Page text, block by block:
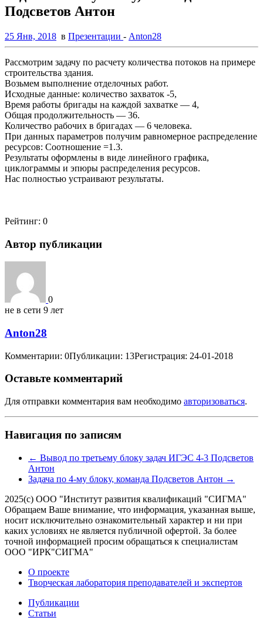
Подсветов Антон
25 Янв, 2018 в Презентации - Anton28
Рассмотрим задачу по расчету количества потоков на примере
строительства здания.
Возьмем выполнение отделочных работ.
Исходные данные: количество захваток -5,
Время работы бригады на каждой захватке — 4,
Общая продолжительность — 36.
Количество рабочих в бригадах — 6 человека.
При данных параметров получим равномерное распределение
ресурсов: Соотношение =1.3.
Результаты оформлены в виде линейного графика,
циклограммы и эпюры распределения ресурсов.
Нас полностью устраивают результаты.
Рейтинг: 0
Автор публикации
0
не в сети 9 лет
Anton28
Комментарии: 0Публикации: 13Регистрация: 24-01-2018
Оставьте комментарий
Для отправки комментария вам необходимо авторизоваться.
Навигация по записям
← Вывод по третьему блоку задач ИГЭС 4-3 Подсветов
Антон
Задача по 4-му блоку, команда Подсветов Антон →
2025(с) ООО "Институт развития квалификаций "СИГМА"
Обращаем Ваше внимание, что информация, указанная выше,
носит исключительно ознакомительный характер и ни при
каких условиях не является публичной офертой. За более
точной информацией просим обращаться к специалистам
ООО "ИРК"СИГМА"
О проекте
Творческая лаборатория преподавателей и экспертов
Публикации
Статьи